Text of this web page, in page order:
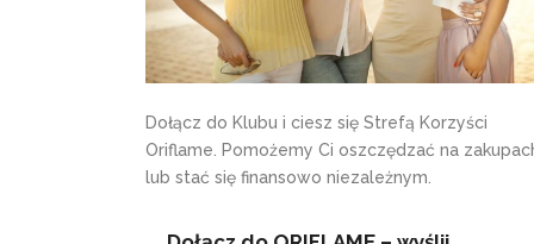
Dołącz do Klubu i ciesz się Strefą Korzyści
Oriflame. Pomożemy Ci oszczędzać na
lub stać się finansowo niezależnym.